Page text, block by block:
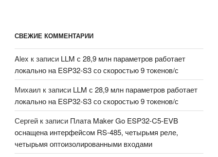
СВЕЖИЕ КОММЕНТАРИИ
Alex к записи LLM с 28,9 млн параметров работает
локально на ESP32-S3 со скоростью 9 токенов/с
Михаил к записи LLM с 28,9 млн параметров работает
локально на ESP32-S3 со скоростью 9 токенов/с
Сергей к записи Плата Maker Go ESP32-C5-EVB
оснащена интерфейсом RS-485, четырьмя реле,
четырьмя оптоизолированными входами